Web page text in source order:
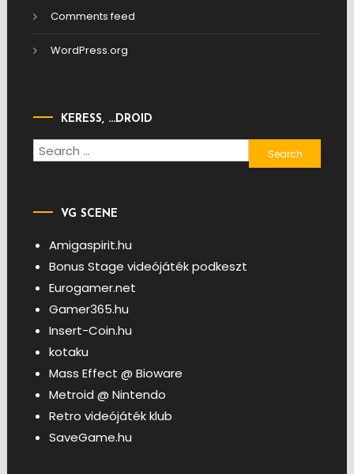
Comments feed
WordPress.org
KERESS, …DROID
Search
for:
VG SCENE
Amigaspirit.hu
Bonus Stage videójáték podkeszt
Eurogamer.net
Gamer365.hu
Insert-Coin.hu
kotaku
Mass Effect @ Bioware
Metroid @ Nintendo
Retro videójáték klub
SaveGame.hu